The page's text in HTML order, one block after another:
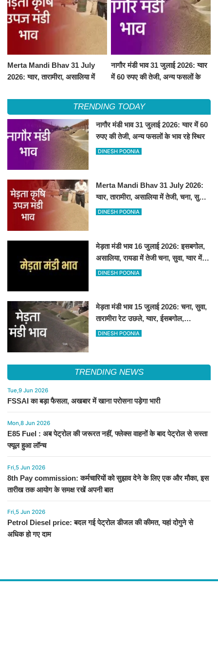
Merta Mandi Bhav 31 July
2026: ग्वार, तारामीरा, असालिया में
नागौर मंडी भाव 31 जुलाई 2026: ग्वार
में 60 रुपए की तेजी, अन्य फसलों के
TRENDING TODAY
नागौर मंडी भाव 31 जुलाई 2026: ग्वार में 60
रुपए की तेजी, अन्य फसलों के भाव रहे स्थिर
DINESH POONIA
Merta Mandi Bhav 31 July 2026:
ग्वार, तारामीरा, असालिया में तेजी, चना, सुवा,
रायड़ा मंदे बिके
DINESH POONIA
मेड़ता मंडी भाव 16 जुलाई 2026: इसबगोल,
असालिया, रायडा में तेजी चना, सुवा, ग्वार में
आई गिरावट
DINESH POONIA
मेड़ता मंडी भाव 15 जुलाई 2026: चना, सुवा,
तारामीरा रेट उछले, ग्वार, ईसबगोल,
असालिया, रायड़ा मंदे बिके
DINESH POONIA
TRENDING NEWS
Tue,9 Jun 2026
FSSAI का बड़ा फैसला, अखबार में खाना परोसना पड़ेगा भारी
Mon,8 Jun 2026
E85 Fuel : अब पेट्रोल की जरूरत नहीं, फ्लेक्स वाहनों के बाद पेट्रोल से सस्ता
फ्यूल हुआ लॉन्च
Fri,5 Jun 2026
8th Pay commission: कर्मचारियों को सुझाव देने के लिए एक और मौका, इस
तारीख तक आयोग के समक्ष रखें अपनी बात
Fri,5 Jun 2026
Petrol Diesel price: बदल गई पेट्रोल डीजल की कीमत, यहां दोगुने से
अधिक हो गए दाम